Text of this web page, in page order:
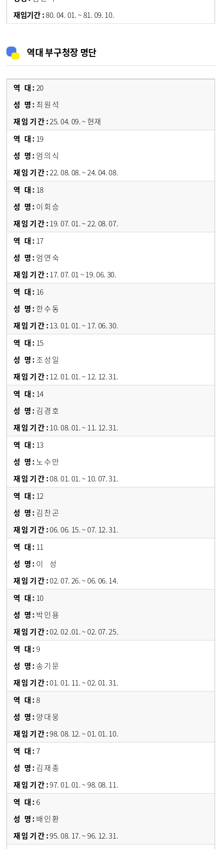
80. 04. 01. ~ 81. 09. 10.
역대 부구청장 명단
20
최 원 석
25. 04. 09. ~ 현재
19
엄 의 식
22. 08. 08. ~ 24. 04. 08.
18
이 회 승
19. 07. 01. ~ 22. 08. 07.
17
엄 연 숙
17. 07. 01 ~ 19. 06. 30.
16
한 수 동
13. 01. 01. ~ 17. 06. 30.
15
조 성 일
12. 01. 01. ~ 12. 12. 31.
14
김 경 호
10. 08. 01. ~ 11. 12. 31.
13
노 수 만
08. 01. 01. ~ 10. 07. 31.
12
김 찬 곤
06. 06. 15. ~ 07. 12. 31.
11
이 성
02. 07. 26. ~ 06. 06. 14.
10
박 인 용
02. 02 .01. ~ 02. 07. 25.
9
송 기 문
01. 01. 11. ~ 02. 01. 31.
8
양 대 웅
98. 08. 12. ~ 01. 01. 10.
7
김 재 종
97. 01. 01. ~ 98. 08. 11.
6
배 인 환
95. 08. 17. ~ 96. 12. 31.